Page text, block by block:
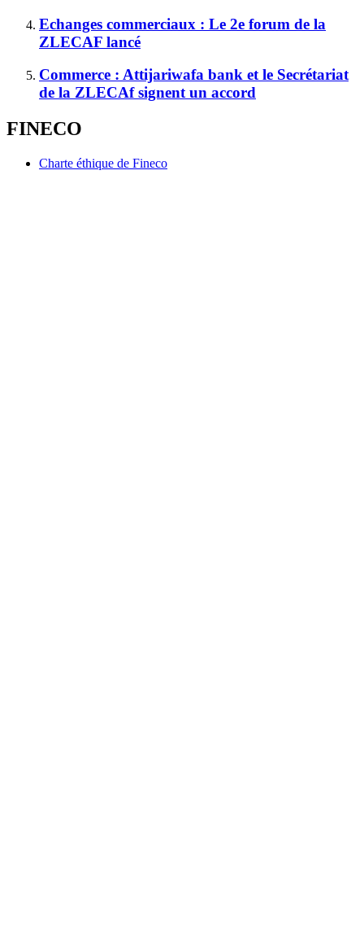
Echanges commerciaux : Le 2e forum de la
ZLECAF lancé
Commerce : Attijariwafa bank et le Secrétariat
de la ZLECAf signent un accord
FINECO
Charte éthique de Fineco